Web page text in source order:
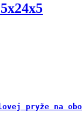
pryže na